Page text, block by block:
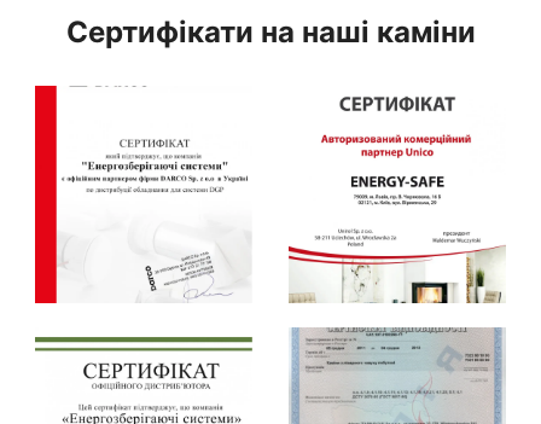
Сертифікати на наші каміни